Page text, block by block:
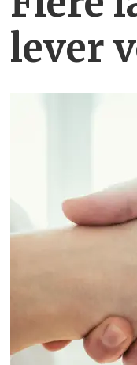
lever